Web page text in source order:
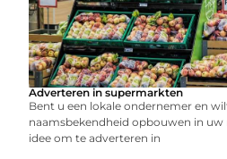
Adverteren in supermarkten
Bent u een lokale ondernemer en
naamsbekendheid opbouwen in uw
idee om te adverteren in